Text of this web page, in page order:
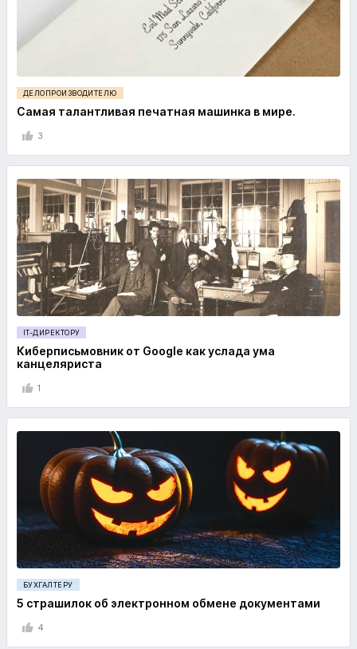
ДЕЛОПРОИЗВОДИТЕЛЮ
Самая талантливая печатная машинка в мире.
3
IT-ДИРЕКТОРУ
Киберписьмовник от Google как услада ума
канцеляриста
1
БУХГАЛТЕРУ
5 страшилок об электронном обмене документами
4